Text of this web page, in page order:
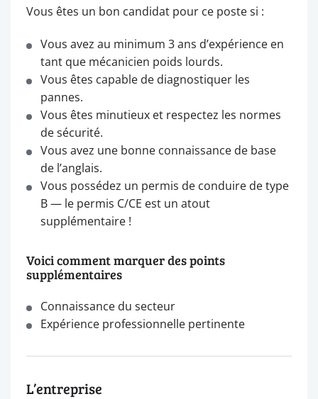
Vous êtes un bon candidat pour ce poste si :
Vous avez au minimum 3 ans d’expérience en
tant que mécanicien poids lourds.
Vous êtes capable de diagnostiquer les
pannes.
Vous êtes minutieux et respectez les normes
de sécurité.
Vous avez une bonne connaissance de base
de l’anglais.
Vous possédez un permis de conduire de type
B — le permis C/CE est un atout
supplémentaire !
Voici comment marquer des points
supplémentaires
Connaissance du secteur
Expérience professionnelle pertinente
L’entreprise